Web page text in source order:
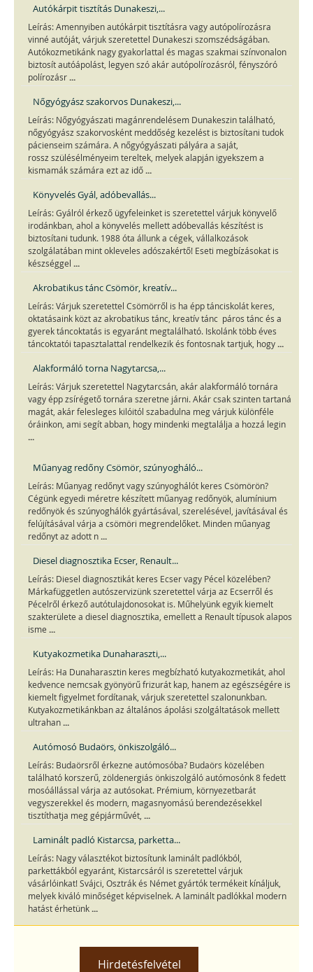
Autókárpit tisztítás Dunakeszi,...
Leírás: Amennyiben autókárpit tisztításra vagy autópolírozásra
vinné autóját, várjuk szeretettel Dunakeszi szomszédságában.
Autókozmetikánk nagy gyakorlattal és magas szakmai színvonalon
biztosít autóápolást, legyen szó akár autópolírozásról, fényszóró
polírozásr ...
Nőgyógyász szakorvos Dunakeszi,...
Leírás: Nőgyógyászati magánrendelésem Dunakeszin található,
nőgyógyász szakorvosként meddőség kezelést is biztosítani tudok
pácienseim számára. A nőgyógyászati pályára a saját,
rossz szülésélményeim tereltek, melyek alapján igyekszem a
kismamák számára ezt az idő ...
Könyvelés Gyál, adóbevallás...
Leírás: Gyálról érkező ügyfeleinket is szeretettel várjuk könyvelő
irodánkban, ahol a könyvelés mellett adóbevallás készítést is
biztosítani tudunk. 1988 óta állunk a cégek, vállalkozások
szolgálatában mint okleveles adószakértő! Eseti megbízásokat is
készséggel ...
Akrobatikus tánc Csömör, kreatív...
Leírás: Várjuk szeretettel Csömörről is ha épp tánciskolát keres,
oktatásaink közt az akrobatikus tánc, kreatív tánc páros tánc és a
gyerek táncoktatás is egyaránt megtalálható. Iskolánk több éves
táncoktatói tapasztalattal rendelkezik és fontosnak tartjuk, hogy ...
Alakformáló torna Nagytarcsa,...
Leírás: Várjuk szeretettel Nagytarcsán, akár alakformáló tornára
vagy épp zsírégető tornára szeretne járni. Akár csak szinten tartaná
magát, akár felesleges kilóitól szabadulna meg várjuk különféle
óráinkon, ami segít abban, hogy mindenki megtalálja a hozzá legin
...
Műanyag redőny Csömör, szúnyogháló...
Leírás: Műanyag redőnyt vagy szúnyoghálót keres Csömörön?
Cégünk egyedi méretre készített műanyag redőnyök, alumínium
redőnyök és szúnyoghálók gyártásával, szerelésével, javításával és
felújításával várja a csömöri megrendelőket. Minden műanyag
redőnyt az adott n ...
Diesel diagnosztika Ecser, Renault...
Leírás: Diesel diagnosztikát keres Ecser vagy Pécel közelében?
Márkafüggetlen autószervizünk szeretettel várja az Ecserről és
Pécelről érkező autótulajdonosokat is. Műhelyünk egyik kiemelt
szakterülete a diesel diagnosztika, emellett a Renault típusok alapos
isme ...
Kutyakozmetika Dunaharaszti,...
Leírás: Ha Dunaharasztin keres megbízható kutyakozmetikát, ahol
kedvence nemcsak gyönyörű frizurát kap, hanem az egészségére is
kiemelt figyelmet fordítanak, várjuk szeretettel szalonunkban.
Kutyakozmetikánkban az általános ápolási szolgáltatások mellett
ultrahan ...
Autómosó Budaörs, önkiszolgáló...
Leírás: Budaörsről érkezne autómosóba? Budaörs közelében
található korszerű, zöldenergiás önkiszolgáló autómosónk 8 fedett
mosóállással várja az autósokat. Prémium, környezetbarát
vegyszerekkel és modern, magasnyomású berendezésekkel
tisztíthatja meg gépjárművét, ...
Laminált padló Kistarcsa, parketta...
Leírás: Nagy választékot biztosítunk laminált padlókból,
parkettákból egyaránt, Kistarcsáról is szeretettel várjuk
vásárlóinkat! Svájci, Osztrák és Német gyártók termékeit kínáljuk,
melyek kiváló minőséget képviselnek. A laminált padlókkal modern
hatást érhetünk ...
Hirdetésfelvétel